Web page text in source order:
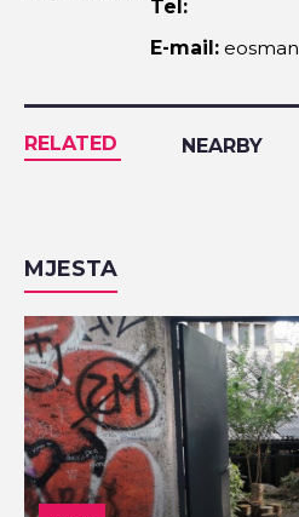
Tel:
E-mail:
RELATED NEARBY
MJESTA